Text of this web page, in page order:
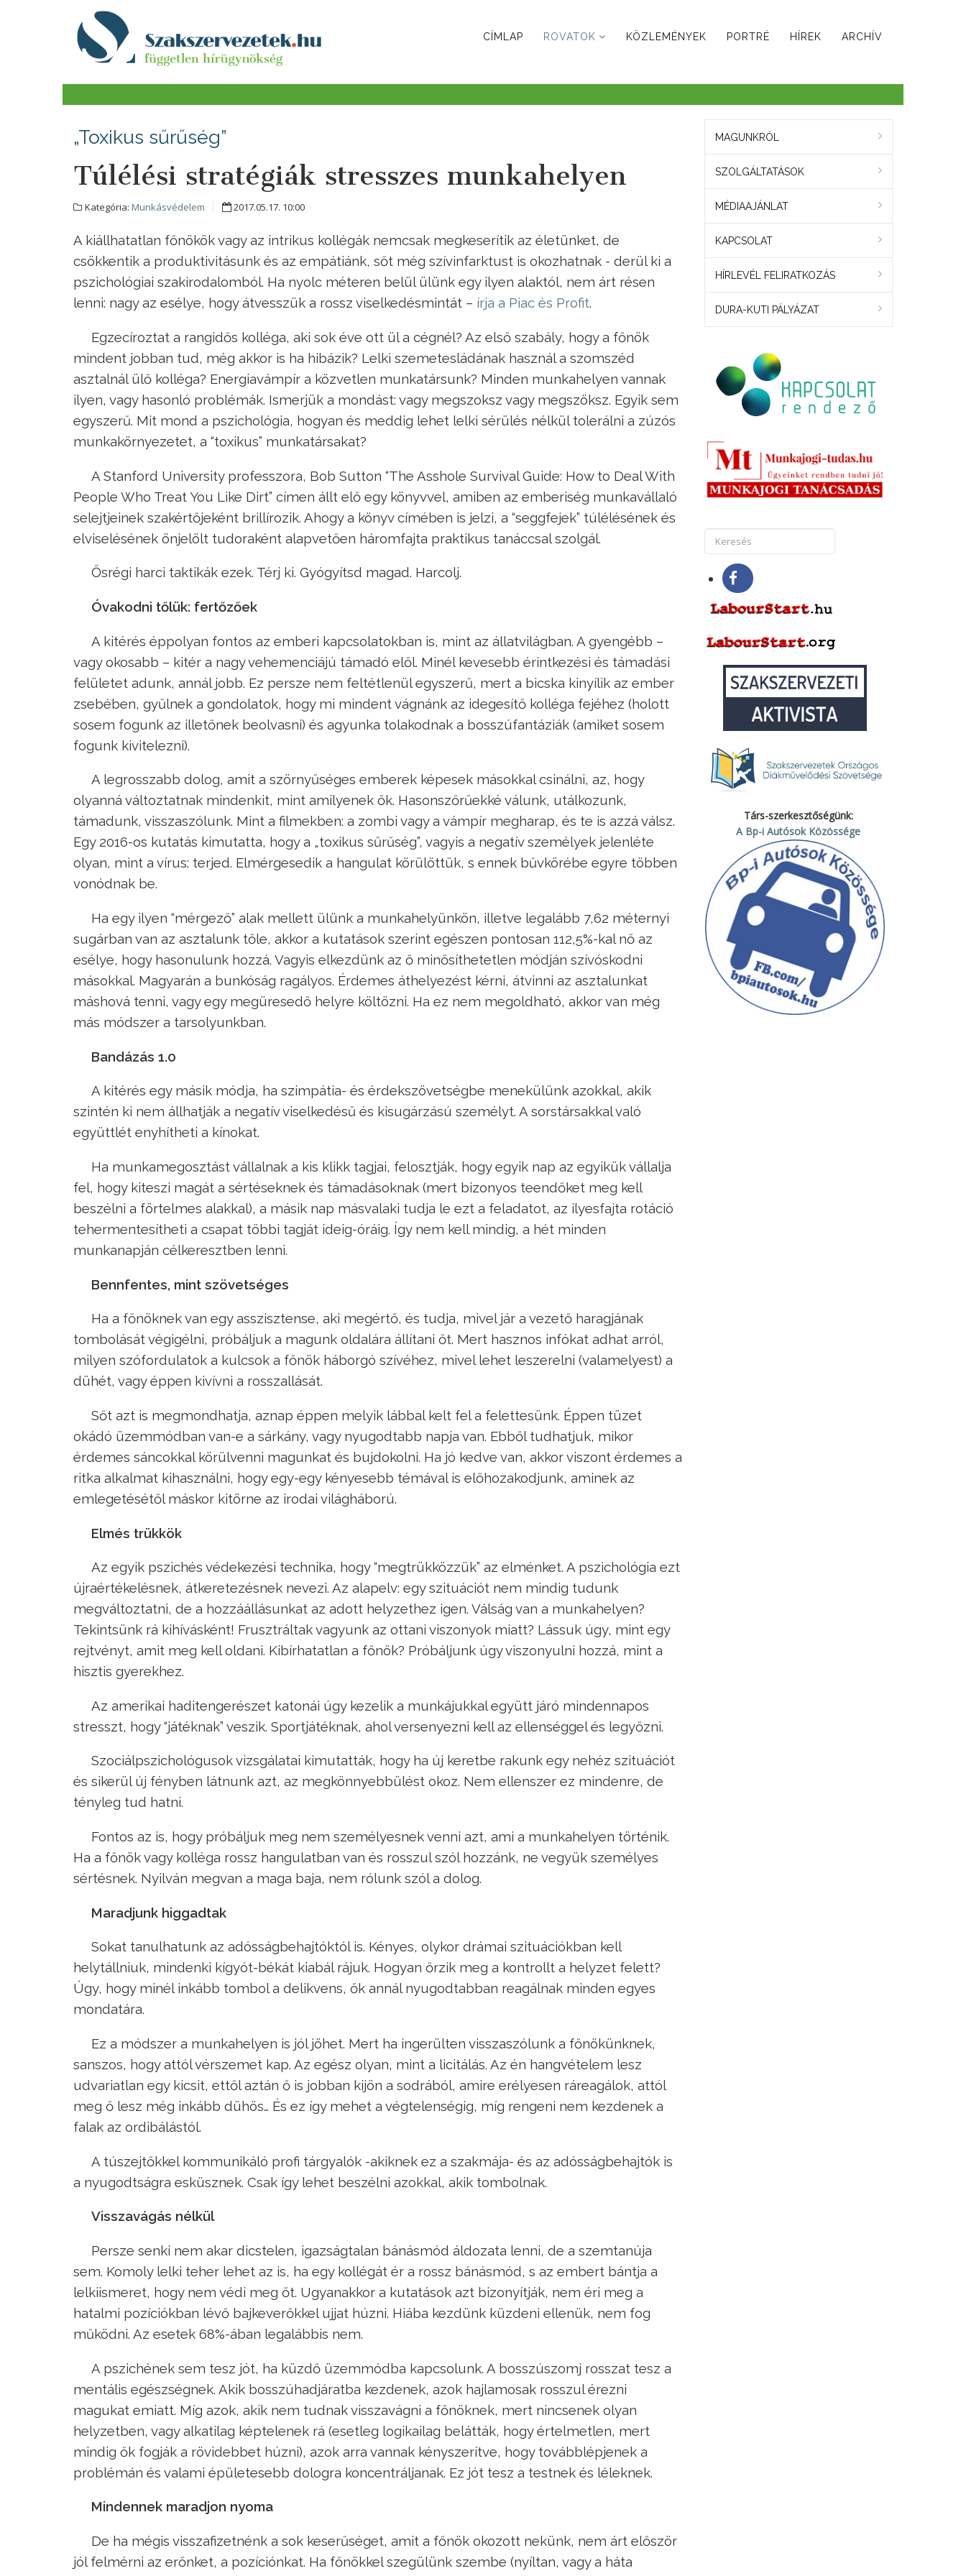
CÍMLAP ROVATOK KÖZLEMÉNYEK PORTRÉ HÍREK ARCHÍV
„Toxikus sűrűség”
Túlélési stratégiák stresszes munkahelyen
Kategória: Munkásvédelem 2017.05.17. 10:00
A kiállhatatlan főnökök vagy az intrikus kollégák nemcsak megkeserítik az életünket, de
csökkentik a produktivitásunk és az empátiánk, sőt még szívinfarktust is okozhatnak - derül ki a
pszichológiai szakirodalomból. Ha nyolc méteren belül ülünk egy ilyen alaktól, nem árt résen
lenni: nagy az esélye, hogy átvesszük a rossz viselkedésmintát – írja a Piac és Profit.
Egzecíroztat a rangidős kolléga, aki sok éve ott ül a cégnél? Az első szabály, hogy a főnök
mindent jobban tud, még akkor is ha hibázik? Lelki szemetesládának használ a szomszéd
asztalnál ülő kolléga? Energiavámpír a közvetlen munkatársunk? Minden munkahelyen vannak
ilyen, vagy hasonló problémák. Ismerjük a mondást: vagy megszoksz vagy megszöksz. Egyik sem
egyszerű. Mit mond a pszichológia, hogyan és meddig lehet lelki sérülés nélkül tolerálni a zúzós
munkakörnyezetet, a “toxikus” munkatársakat?
A Stanford University professzora, Bob Sutton “The Asshole Survival Guide: How to Deal With
People Who Treat You Like Dirt” címen állt elő egy könyvvel, amiben az emberiség munkavállaló
selejtjeinek szakértőjeként brillírozik. Ahogy a könyv címében is jelzi, a “seggfejek” túlélésének és
elviselésének önjelölt tudoraként alapvetően háromfajta praktikus tanáccsal szolgál.
Ősrégi harci taktikák ezek. Térj ki. Gyógyítsd magad. Harcolj.
Óvakodni tőlük: fertőzőek
A kitérés éppolyan fontos az emberi kapcsolatokban is, mint az állatvilágban. A gyengébb –
vagy okosabb – kitér a nagy vehemenciájú támadó elől. Minél kevesebb érintkezési és támadási
felületet adunk, annál jobb. Ez persze nem feltétlenül egyszerű, mert a bicska kinyílik az ember
zsebében, gyűlnek a gondolatok, hogy mi mindent vágnánk az idegesítő kolléga fejéhez (holott
sosem fogunk az illetőnek beolvasni) és agyunka tolakodnak a bosszúfantáziák (amiket sosem
fogunk kivitelezni).
A legrosszabb dolog, amit a szörnyűséges emberek képesek másokkal csinálni, az, hogy
olyanná változtatnak mindenkit, mint amilyenek ők. Hasonszőrűekké válunk, utálkozunk,
támadunk, visszaszólunk. Mint a filmekben: a zombi vagy a vámpír megharap, és te is azzá válsz.
Egy 2016-os kutatás kimutatta, hogy a „toxikus sűrűség”, vagyis a negatív személyek jelenléte
olyan, mint a vírus: terjed. Elmérgesedik a hangulat körülöttük, s ennek bűvkörébe egyre többen
vonódnak be.
Ha egy ilyen “mérgező” alak mellett ülünk a munkahelyünkön, illetve legalább 7,62 méternyi
sugárban van az asztalunk tőle, akkor a kutatások szerint egészen pontosan 112,5%-kal nő az
esélye, hogy hasonulunk hozzá. Vagyis elkezdünk az ő minősíthetetlen módján szívóskodni
másokkal. Magyarán a bunkóság ragályos. Érdemes áthelyezést kérni, átvinni az asztalunkat
máshová tenni, vagy egy megüresedő helyre költözni. Ha ez nem megoldható, akkor van még
más módszer a tarsolyunkban.
Bandázás 1.0
A kitérés egy másik módja, ha szimpátia- és érdekszövetségbe menekülünk azokkal, akik
szintén ki nem állhatják a negatív viselkedésű és kisugárzású személyt. A sorstársakkal való
együttlét enyhítheti a kínokat.
Ha munkamegosztást vállalnak a kis klikk tagjai, felosztják, hogy egyik nap az egyikük vállalja
fel, hogy kiteszi magát a sértéseknek és támadásoknak (mert bizonyos teendőket meg kell
beszélni a förtelmes alakkal), a másik nap másvalaki tudja le ezt a feladatot, az ilyesfajta rotáció
tehermentesítheti a csapat többi tagját ideig-óráig. Így nem kell mindig, a hét minden
munkanapján célkeresztben lenni.
Bennfentes, mint szövetséges
Ha a főnöknek van egy asszisztense, aki megértő, és tudja, mivel jár a vezető haragjának
tombolását végigélni, próbáljuk a magunk oldalára állítani őt. Mert hasznos infókat adhat arról,
milyen szófordulatok a kulcsok a főnök háborgó szívéhez, mivel lehet leszerelni (valamelyest) a
dühét, vagy éppen kivívni a rosszallását.
Sőt azt is megmondhatja, aznap éppen melyik lábbal kelt fel a felettesünk. Éppen tüzet
okádó üzemmódban van-e a sárkány, vagy nyugodtabb napja van. Ebből tudhatjuk, mikor
érdemes sáncokkal körülvenni magunkat és bujdokolni. Ha jó kedve van, akkor viszont érdemes a
ritka alkalmat kihasználni, hogy egy-egy kényesebb témával is előhozakodjunk, aminek az
emlegetésétől máskor kitörne az irodai világháború.
Elmés trükkök
Az egyik pszichés védekezési technika, hogy “megtrükközzük” az elménket. A pszichológia ezt
újraértékelésnek, átkeretezésnek nevezi. Az alapelv: egy szituációt nem mindig tudunk
megváltoztatni, de a hozzáállásunkat az adott helyzethez igen. Válság van a munkahelyen?
Tekintsünk rá kihívásként! Frusztráltak vagyunk az ottani viszonyok miatt? Lássuk úgy, mint egy
rejtvényt, amit meg kell oldani. Kibírhatatlan a főnök? Próbáljunk úgy viszonyulni hozzá, mint a
hisztis gyerekhez.
Az amerikai haditengerészet katonái úgy kezelik a munkájukkal együtt járó mindennapos
stresszt, hogy “játéknak” veszik. Sportjátéknak, ahol versenyezni kell az ellenséggel és legyőzni.
Szociálpszichológusok vizsgálatai kimutatták, hogy ha új keretbe rakunk egy nehéz szituációt
és sikerül új fényben látnunk azt, az megkönnyebbülést okoz. Nem ellenszer ez mindenre, de
tényleg tud hatni.
Fontos az is, hogy próbáljuk meg nem személyesnek venni azt, ami a munkahelyen történik.
Ha a főnök vagy kolléga rossz hangulatban van és rosszul szól hozzánk, ne vegyük személyes
sértésnek. Nyilván megvan a maga baja, nem rólunk szól a dolog.
Maradjunk higgadtak
Sokat tanulhatunk az adósságbehajtóktól is. Kényes, olykor drámai szituációkban kell
helytállniuk, mindenki kígyót-békát kiabál rájuk. Hogyan őrzik meg a kontrollt a helyzet felett?
Úgy, hogy minél inkább tombol a delikvens, ők annál nyugodtabban reagálnak minden egyes
mondatára.
Ez a módszer a munkahelyen is jól jöhet. Mert ha ingerülten visszaszólunk a főnökünknek,
sanszos, hogy attól vérszemet kap. Az egész olyan, mint a licitálás. Az én hangvételem lesz
udvariatlan egy kicsit, ettől aztán ő is jobban kijön a sodrából, amire erélyesen ráreagálok, attól
meg ő lesz még inkább dühös… És ez így mehet a végtelenségig, míg rengeni nem kezdenek a
falak az ordibálástól.
A túszejtőkkel kommunikáló profi tárgyalók -akiknek ez a szakmája- és az adósságbehajtók is
a nyugodtságra esküsznek. Csak így lehet beszélni azokkal, akik tombolnak.
Visszavágás nélkül
Persze senki nem akar dicstelen, igazságtalan bánásmód áldozata lenni, de a szemtanúja
sem. Komoly lelki teher lehet az is, ha egy kollégát ér a rossz bánásmód, s az embert bántja a
lelkiismeret, hogy nem védi meg őt. Ugyanakkor a kutatások azt bizonyítják, nem éri meg a
hatalmi pozíciókban lévő bajkeverőkkel ujjat húzni. Hiába kezdünk küzdeni ellenük, nem fog
működni. Az esetek 68%-ában legalábbis nem.
A pszichének sem tesz jót, ha küzdő üzemmódba kapcsolunk. A bosszúszomj rosszat tesz a
mentális egészségnek. Akik bosszúhadjáratba kezdenek, azok hajlamosak rosszul érezni
magukat emiatt. Míg azok, akik nem tudnak visszavágni a főnöknek, mert nincsenek olyan
helyzetben, vagy alkatilag képtelenek rá (esetleg logikailag belátták, hogy értelmetlen, mert
mindig ők fogják a rövidebbet húzni), azok arra vannak kényszerítve, hogy továbblépjenek a
problémán és valami épületesebb dologra koncentráljanak. Ez jót tesz a testnek és léleknek.
Mindennek maradjon nyoma
De ha mégis visszafizetnénk a sok keserűséget, amit a főnök okozott nekünk, nem árt először
jól felmérni az erőnket, a pozíciónkat. Ha főnökkel szegülünk szembe (nyíltan, vagy a háta
MAGUNKRÓL
SZOLGÁLTATÁSOK
MÉDIAAJÁNLAT
KAPCSOLAT
HÍRLEVÉL FELIRATKOZÁS
DURA-KUTI PÁLYÁZAT
Társ-szerkesztőségünk:
A Bp-i Autósok Közössége